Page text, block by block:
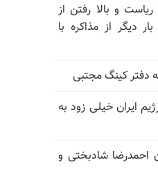
و بالا رفتن از
دیگر از مذاکره با
دفتر کینگ مجتبی
ایران خیلی زود به
ـ تیرباران احمدرضا شادبختی و